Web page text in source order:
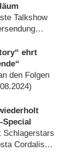
Talkshow
ehrt
den Folgen
)
Special
Schlagerstars
Cordalis